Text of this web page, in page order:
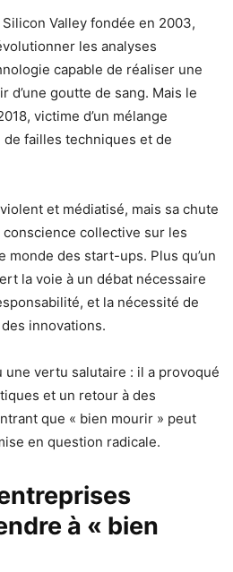
Valley fondée en 2003,
les analyses
capable de réaliser une
d’une goutte de sang. Mais le
victime d’un mélange
de failles techniques et de
et médiatisé, mais sa chute
collective sur les
monde des start-ups. Plus qu’un
la voie à un débat nécessaire
et la nécessité de
innovations.
une vertu salutaire : il a provoqué
et un retour à des
que « bien mourir » peut
en question radicale.
à « bien